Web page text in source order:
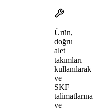
Ürün,
doğru
alet
takımları
kullanılarak
ve
SKF
talimatlarına
ve